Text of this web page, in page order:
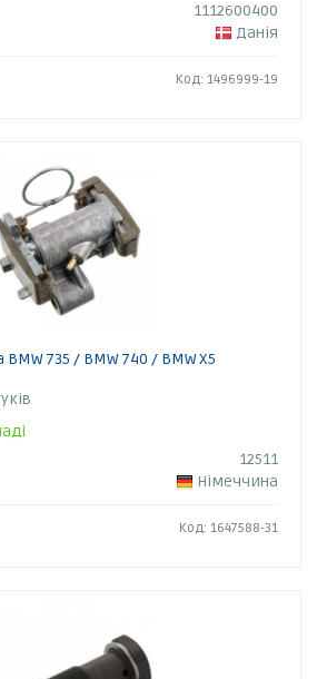
1112600400
Данія
Код: 1496999-19
735 / BMW 740 / BMW X5
12511
Німеччина
Код: 1647588-31